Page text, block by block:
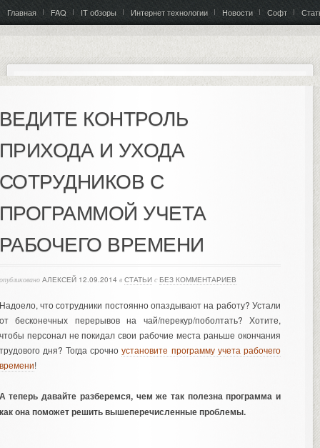
Главная FAQ IT обзоры Интернет технологии Новости Софт
КОНТРОЛЬ
И УХОДА
С
УЧЕТА
ВРЕМЕНИ
АЛЕКСЕЙ 12.09.2014 в СТАТЬИ с БЕЗ КОММЕНТАРИЕВ
что сотрудники постоянно опаздывают на работу? Устали
бесконечных перерывов на чай/перекур/поболтать? Хотите,
персонал не покидал свои рабочие места раньше окончания
дня?Тогда срочноустановите программу учета рабочего
!
теперь давайте разберемся, чем же так полезна программа и
она поможет решить вышеперечисленные проблемы.